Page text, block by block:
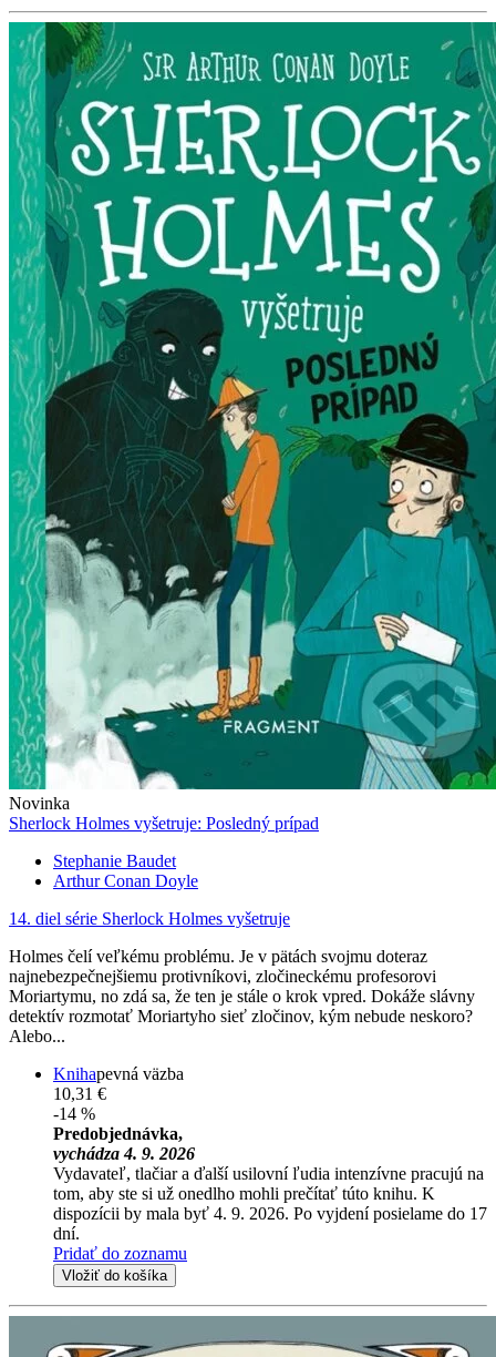
Novinka
Sherlock Holmes vyšetruje: Posledný prípad
Stephanie Baudet
Arthur Conan Doyle
14. diel série Sherlock Holmes vyšetruje
Holmes čelí veľkému problému. Je v pätách svojmu doteraz
najnebezpečnejšiemu protivníkovi, zločineckému profesorovi
Moriartymu, no zdá sa, že ten je stále o krok vpred. Dokáže slávny
detektív rozmotať Moriartyho sieť zločinov, kým nebude neskoro?
Alebo...
Knihapevná väzba
10,31 €
-14 %
Predobjednávka,
vychádza 4. 9. 2026
Vydavateľ, tlačiar a ďalší usilovní ľudia intenzívne pracujú na
tom, aby ste si už onedlho mohli prečítať túto knihu. K
dispozícii by mala byť 4. 9. 2026. Po vyjdení posielame do 17
dní.
Pridať do zoznamu
Vložiť do košíka